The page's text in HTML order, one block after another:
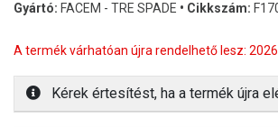
Gyártó: FACEM - TRE SPADE • Cikkszám:
A termék várhatóan újra rendelhető lesz:
Kérek értesítést, ha a termék újra